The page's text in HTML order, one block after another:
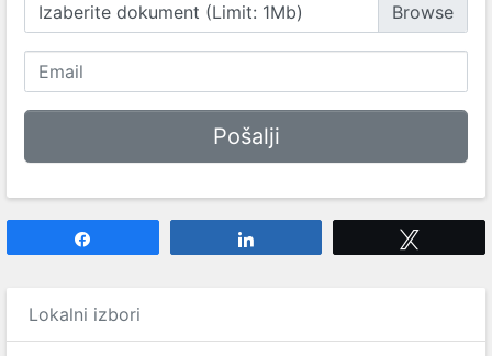
Izaberite dokument (Limit: 1Mb)
Lokalni izbori